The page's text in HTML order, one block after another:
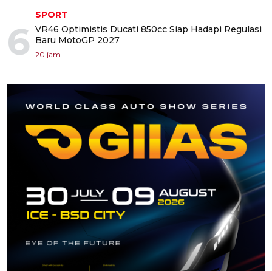
6
SPORT
VR46 Optimistis Ducati 850cc Siap Hadapi Regulasi
Baru MotoGP 2027
20 jam